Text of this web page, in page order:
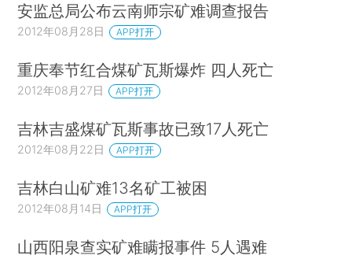
安监总局公布云南师宗矿难调查报告
2012年08月28日 APP打开
重庆奉节红合煤矿瓦斯爆炸 四人死亡
2012年08月27日 APP打开
吉林吉盛煤矿瓦斯事故已致17人死亡
2012年08月22日 APP打开
吉林白山矿难13名矿工被困
2012年08月14日 APP打开
山西阳泉查实矿难瞒报事件 5人遇难